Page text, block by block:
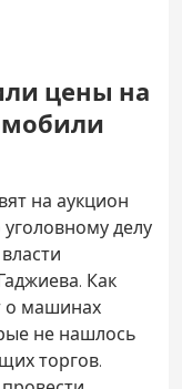
цены на
на аукцион
делу
Как
о машинах
не нашлось
торгов.